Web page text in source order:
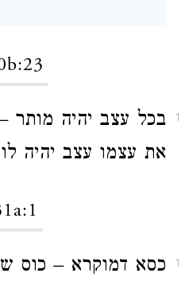
1
בכל עצב יהיה
את עצמו עצב יהיה
1 כסא דמוקרא – כוס